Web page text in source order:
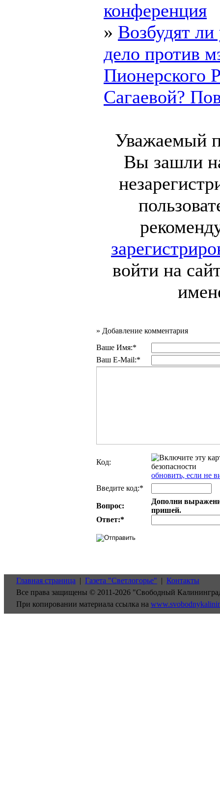
конференция
» Возбудят ли
дело против
Пионерского
Сагаевой?
Уважаемый
Вы зашли
войти на
» Добавление комментария
Ваше Имя:*
Ваш E-Mail:*
Код:
обновить, если не
Введите код:*
Вопрос:
Дополни
пришей.
Ответ:*
Главная страница | Газета "Светлогорье" | Контакты
Все права защищены © 2011-2026 "Свободный
При копировании материала ссылка на